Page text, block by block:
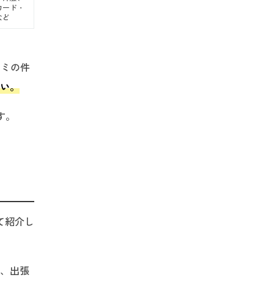
ド・
ど
の件
。
紹介し
出張